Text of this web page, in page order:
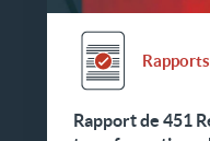
Rapports
Rapport de 451